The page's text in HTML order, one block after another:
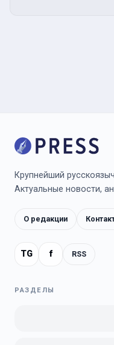
Крупнейший
Актуальные новости,
О редакции
TG f RSS
РАЗДЕЛЫ